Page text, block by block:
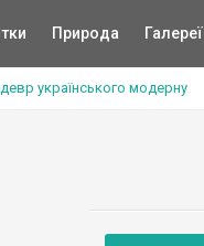
Природа Галереї
українського модерну